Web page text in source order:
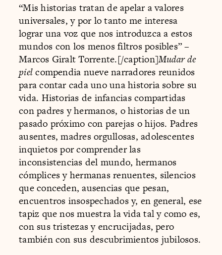
“Mis historias tratan de apelar a valores
universales, y por lo tanto me interesa
lograr una voz que nos introduzca a estos
mundos con los menos filtros posibles” –
Marcos Giralt Torrente.[/caption]Mudar de
pielcompendia nueve narradores reunidos
para contar cada uno una historia sobre su
vida. Historias de infancias compartidas
con padres y hermanos, o historias de un
pasado próximo con parejas o hijos. Padres
ausentes, madres orgullosas, adolescentes
inquietos por comprender las
inconsistencias del mundo, hermanos
cómplices y hermanas renuentes, silencios
que conceden, ausencias que pesan,
encuentros insospechados y, en general, ese
tapiz que nos muestra la vida tal y como es,
con sus tristezas y encrucijadas, pero
también con sus descubrimientos jubilosos.